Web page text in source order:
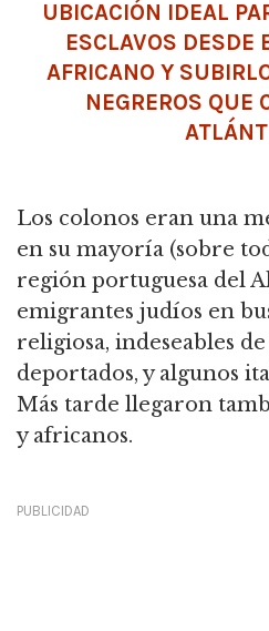
UBICACIÓN IDEAL
ESCLAVOS DESDE
AFRICANO Y
NEGREROS QUE
Los colonos eran una
en su mayoría (sobre
región portuguesa del
emigrantes judíos en
religiosa, indeseables
deportados, y algunos
Más tarde llegaron
y africanos.
PUBLICIDAD